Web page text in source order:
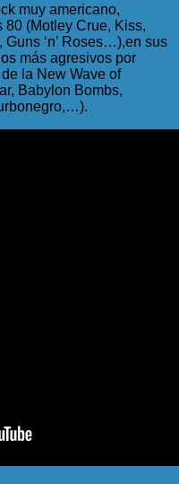
muy americano,
(Motley Crue, Kiss,
‘n’ Roses…),en sus
más agresivos por
la New Wave of
Babylon Bombs,